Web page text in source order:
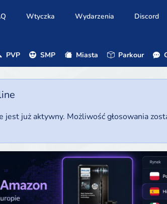
Wtyczka Wydarzenia Discord
PVP SMP Miasta Parkour
już aktywny. Możliwość głosowania